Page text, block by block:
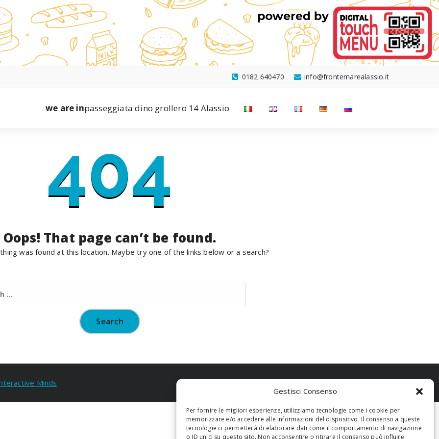
Gestisci Consenso
Per fornire le migliori esperienze, utilizziamo tecnologie come i cookie per
memorizzare e/o accedere alle informazioni del dispositivo. Il consenso a queste
tecnologie ci permetterà di elaborare dati come il comportamento di navigazione
o ID unici su questo sito. Non acconsentire o ritirare il consenso può influire
info@frontemarealassio.it
0182 640470
we are inpasseggiata dino grollero 14 Alassio
404
Oops! That page can’t be found.
was found at this location. Maybe try one of the links below or a search?
Minds